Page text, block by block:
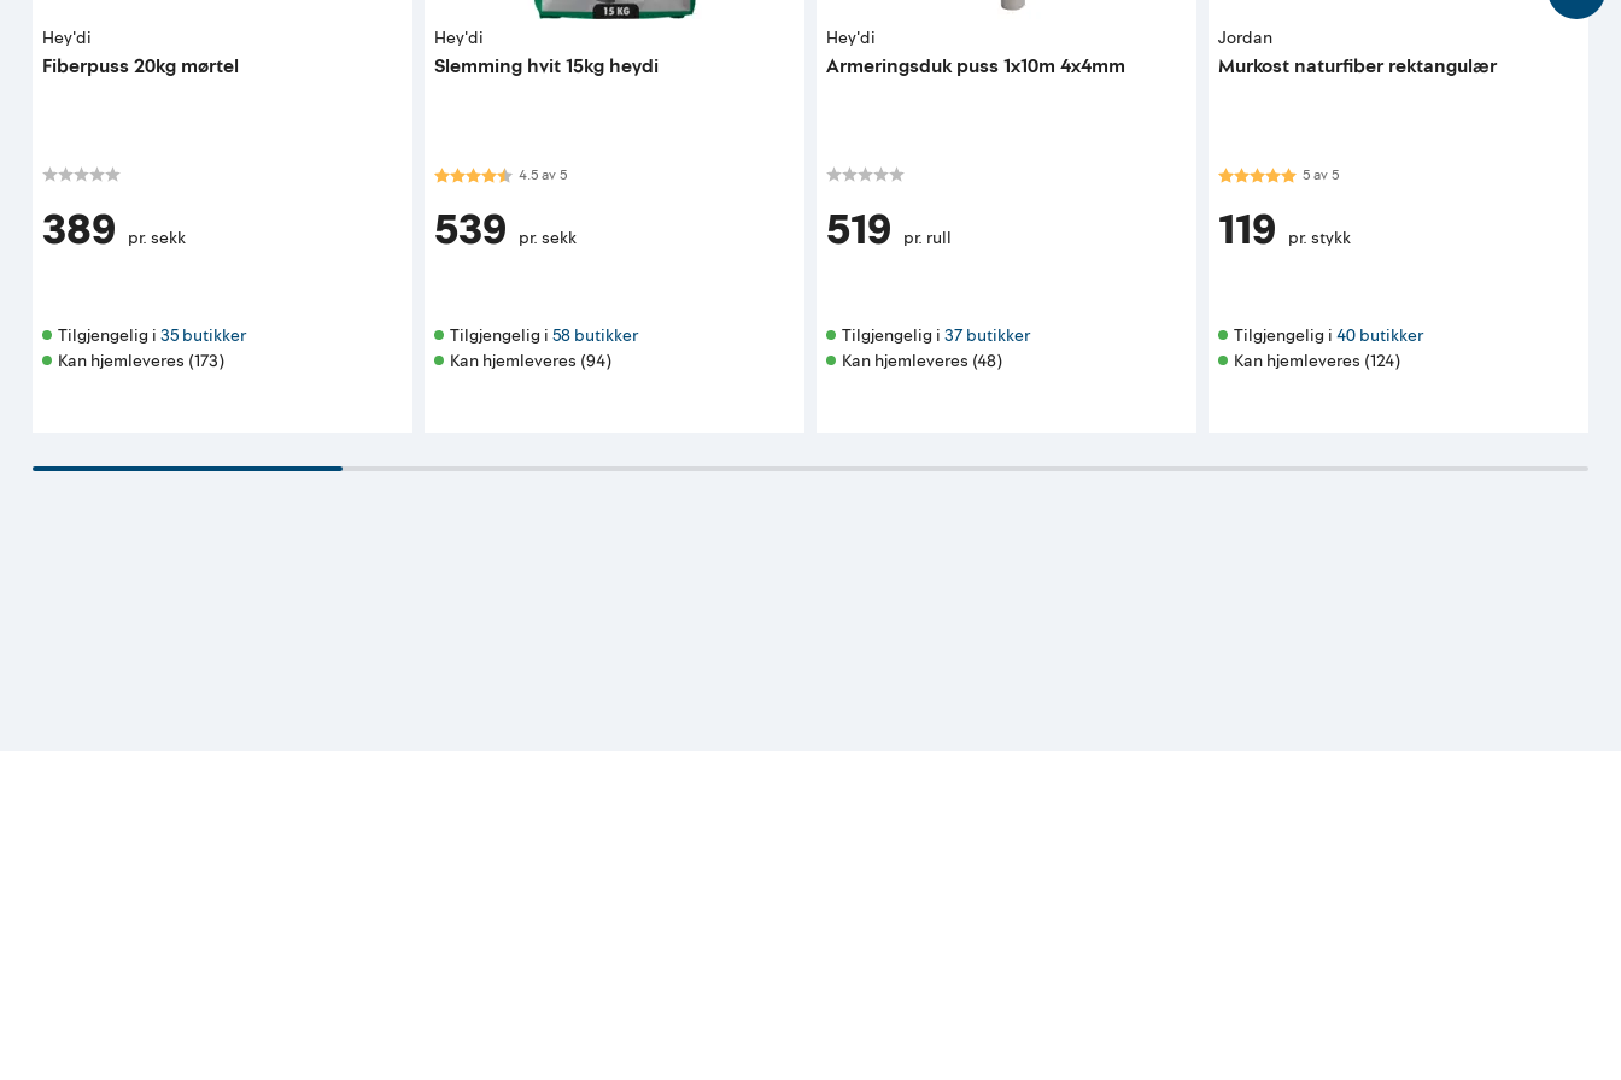
Hey'di
Fiberpuss 20kg mørtel
389 pr. sekk
Tilgjengelig i 35 butikker
Kan hjemleveres (173)
Hey'di
Slemming hvit 15kg heydi
Karakter:4.5 av 5 mulige
4.5av5
539 pr. sekk
Tilgjengelig i 58 butikker
Kan hjemleveres (94)
Hey'di
Armeringsduk puss 1x10m 4x4mm
519 pr. rull
Tilgjengelig i 37 butikker
Kan hjemleveres (48)
Jordan
Murkost naturfiber rektangulær
Karakter:5.0 av 5 mulige
5av5
119 pr. stykk
Tilgjengelig i 40 butikker
Kan hjemleveres (124)